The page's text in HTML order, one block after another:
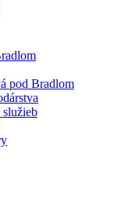
pod Bradlom